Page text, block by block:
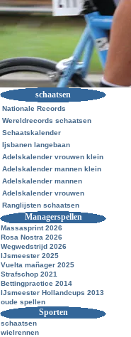
schaatsen
Nationale Records
Wereldrecords schaatsen
Schaatskalender
Ijsbanen langebaan
Adelskalender vrouwen klein
Adelskalender mannen klein
Adelskalender mannen
Adelskalender vrouwen
Ranglijsten schaatsen
Managerspellen
Massasprint 2026
Rosa Nostra 2026
Wegwedstrijd 2026
IJsmeester 2025
Vuelta mañager 2025
Strafschop 2021
Bettingpractice 2014
IJsmeester Hollandcups 2013
oude spellen
Sporten
schaatsen
wielrennen